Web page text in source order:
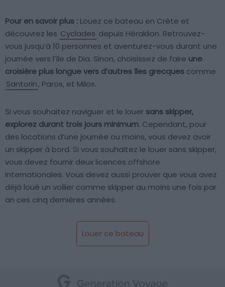
Pour en savoir plus : Louez ce bateau en Crète et
découvrez les Cyclades depuis Héraklion. Retrouvez-
vous jusqu’à 10 personnes et aventurez-vous durant une
journée vers l’île de Dia. Sinon, choisissez de faire une
croisière plus longue vers d’autres îles grecques comme
Santorin, Paros, et Milos.
Si vous souhaitez naviguer et le louer sans skipper,
explorez durant trois jours minimum. Cependant, pour
des locations d’une journée ou moins, vous devez avoir
un skipper à bord. Si vous souhaitez le louer sans skipper,
vous devez fournir deux licences offshore
internationales. Vous devez aussi prouver que vous avez
déjà loué un voilier comme skipper au moins une fois par
an ces cinq dernières années.
Louer ce bateau